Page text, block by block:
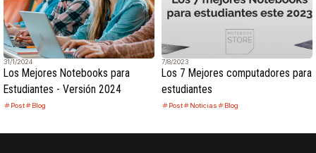
31/1/2024
Los Mejores Notebooks para
Estudiantes - Versión 2024
Post Blog
7/8/2023
Los 7 Mejores computadores para
estudiantes
Post Noticias Blog